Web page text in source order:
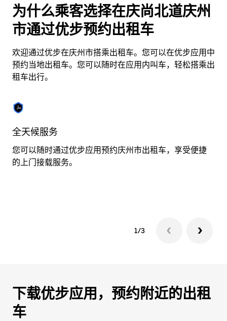
头
键
可
览
日
历
选
择
日
期。
按
退
为什么乘客选择在庆尚北道庆州
市通过优步预约出租车
欢迎通过优步在庆州市搭乘出租车。您可以在优步应用中
预约当地出租车。您可以随时在应用内叫车，轻松搭乘出
租车出行。
全天候服务
您可以随时通过优步应用预约庆州市出租车，享受便捷
的上门接载服务。
1/3
下载优步应用，预约附近的出租
车